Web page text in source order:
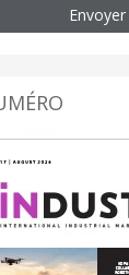
Envoyer